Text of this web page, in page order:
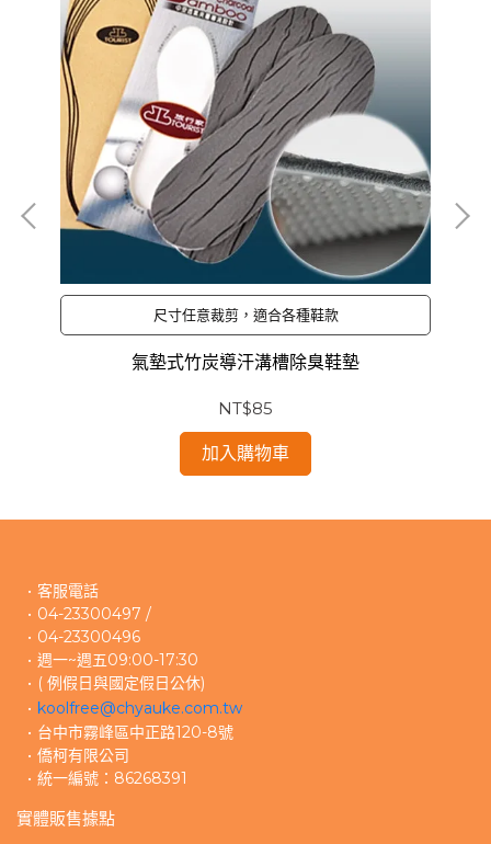
尺寸任意裁剪，適合各種鞋款
氣墊式竹炭導汗溝槽除臭鞋墊
NT$85
加入購物車
客服電話
04-23300497 /
04-23300496
週一~週五09:00-17:30
( 例假日與國定假日公休)
koolfree@chyauke.com.tw
台中市霧峰區中正路120-8號
僑柯有限公司
統一編號：86268391
實體販售據點